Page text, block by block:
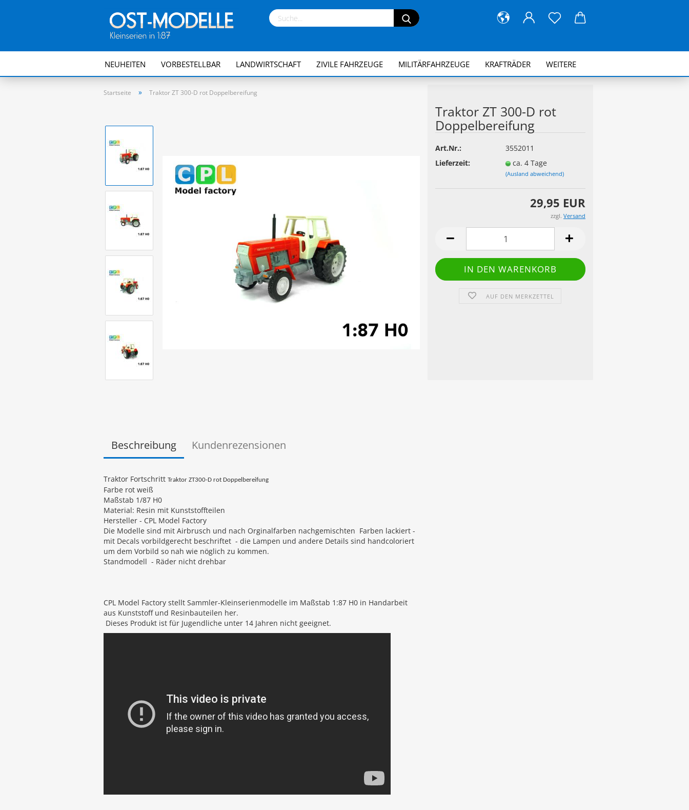
NEUHEITEN VORBESTELLBAR LANDWIRTSCHAFT ZIVILE FAHRZEUGE MILITÄRFAHRZEUGE KRAFTRÄDER WEITERE
Startseite » Traktor ZT 300-D rot Doppelbereifung
Traktor ZT 300-D rot
Doppelbereifung
Art.Nr.:
3552011
Lieferzeit:
ca. 4 Tage
(Ausland abweichend)
29,95 EUR
zzgl. Versand
AUF DEN MERKZETTEL
Beschreibung Kundenrezensionen
Traktor Fortschritt Traktor ZT300-D rot Doppelbereifung
Farbe rot weiß
Maßstab 1/87 H0
Material: Resin mit Kunststoffteilen
Hersteller - CPL Model Factory
Die Modelle sind mit Airbrusch und nach Orginalfarben nachgemischten Farben lackiert -
mit Decals vorbildgerecht beschriftet - die Lampen und andere Details sind handcoloriert
um dem Vorbild so nah wie nöglich zu kommen.
Standmodell - Räder nicht drehbar
CPL Model Factory stellt Sammler-Kleinserienmodelle im Maßstab 1 :87 H0 in Handarbeit
aus Kunststoffund Resinbauteilen her.
Dieses Produkt ist für Jugendliche unter 14 Jahren nicht geeignet.